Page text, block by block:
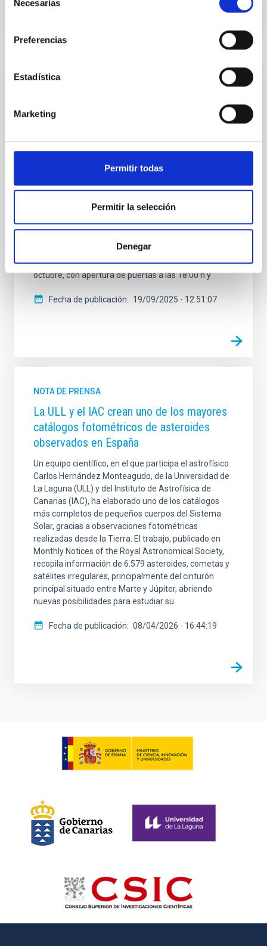
Necesarias
Preferencias
Estadística
Marketing
Permitir todas
Permitir la selección
Denegar
NOTA DE PRENSA
'Astronomy on Tap' llega a España: primera
edición en Canarias
la llegada de Astronomy on Tap a España, con su
primera edición en Tenerife. Esta iniciativa de
divulgación, creada en Estados Unidos y que desde
entonces se ha expandido por todo el mundo,
Astronomy on Tap – Islas Canarias” y el
sobrenombre local “AstroTragos", y se realiza en el
IAC. El evento inaugural tendrá lugar en el Búho Club
(Calle Catedral, 3, La Laguna, Tenerife) el jueves 2 de
octubre, con apertura de puertas a las 18:00 h y
Fecha de publicación 19/09/2025 - 12:51:07
NOTA DE PRENSA
La ULL y el IAC crean uno de los mayores
catálogos fotométricos de asteroides
observados en España
Un equipo científico, en el que participa el astrofísico
Carlos Hernández Monteagudo, de la Universidad de
La Laguna (ULL) y del Instituto de Astrofísica de
Canarias (IAC), ha elaborado uno de los catálogos
más completos de pequeños cuerpos del Sistema
Solar, gracias a observaciones fotométricas
realizadas desde la Tierra. El trabajo, publicado en
Monthly Notices of the Royal Astronomical Society,
recopila información de 6.579 asteroides, cometas y
satélites irregulares, principalmente del cinturón
principal situado entre Marte y Júpiter, abriendo
nuevas posibilidades para estudiar su
Fecha de publicación 08/04/2026 - 16:44:19